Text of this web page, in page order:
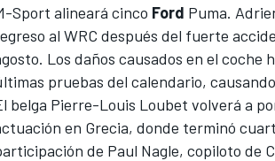
Sport alineará cinco Ford Puma.
al WRC después del fuerte
Los daños causados en el
pruebas del calendario,
belga Pierre-Louis Loubet volverá a
en Grecia, donde terminó
de Paul Nagle, copiloto de